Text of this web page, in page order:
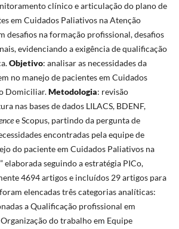
clínico e articulação do plano de
em Cuidados Paliativos na Atenção
desafios na formação profissional, desafios
evidenciando a exigência de qualificação
Objetivo: analisar as necessidades da
no manejo de pacientes em Cuidados
Domiciliar.Metodologia: revisão
nas bases de dados LILACS, BDENF,
e Scopus, partindo da pergunta de
encontradas pela equipe de
do paciente em Cuidados Paliativos na
seguindo a estratégia PICo,
4694 artigos e incluídos 29 artigos para
elencadas três categorias analíticas:
a Qualificação profissional em
do trabalho em Equipe